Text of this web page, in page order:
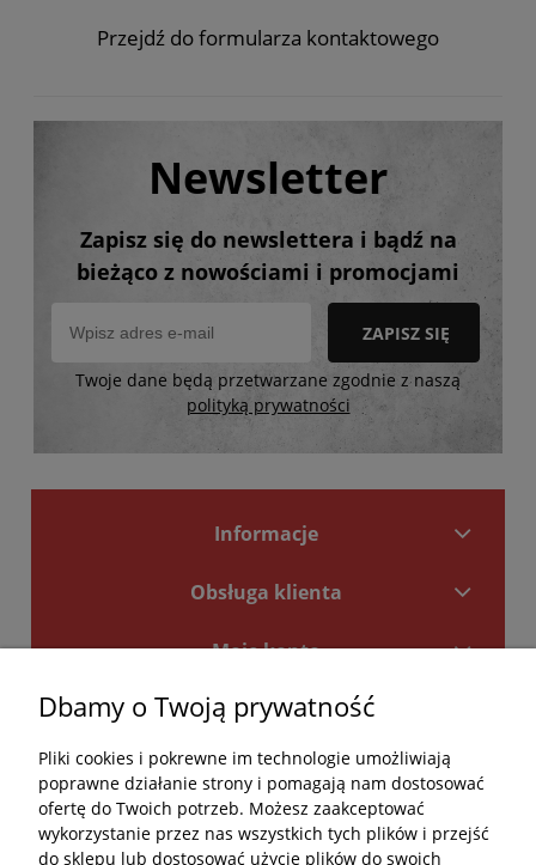
Przejdź do formularza kontaktowego
Newsletter
Zapisz się do newslettera i bądź na
bieżąco z nowościami i promocjami
ZAPISZ SIĘ
Twoje dane będą przetwarzane zgodnie z naszą
polityką prywatności
Informacje
Obsługa klienta
Moje konto
Płatności i dostawa
Kontakt
Kontakt
Dbamy o Twoją prywatność
Pliki cookies i pokrewne im technologie umożliwiają
poprawne działanie strony i pomagają nam dostosować
ofertę do Twoich potrzeb. Możesz zaakceptować
wykorzystanie przez nas wszystkich tych plików i przejść
do sklepu lub dostosować użycie plików do swoich